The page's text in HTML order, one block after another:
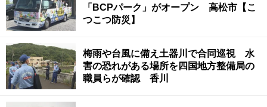
「BCPパーク」がオープン 高松市【こ
つこつ防災】
梅雨や台風に備え土器川で合同巡視 水
害の恐れがある場所を四国地方整備局の
職員らが確認 香川